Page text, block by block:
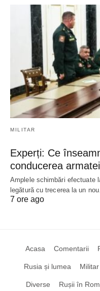
MILITAR
Experți: Ce
conducerea
Amplele schimbări efectuate
legătură cu trecerea la un
7 ore ago
Acasa Comentarii
Rusia și lumea Militar
Diverse Rușii în